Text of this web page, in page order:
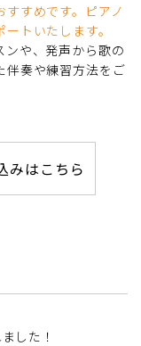
すめです。ピアノ
トいたします。
ンや、発声から歌の
伴奏や練習方法をご
みはこちら
した！